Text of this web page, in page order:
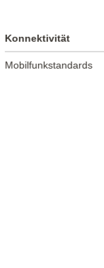
Konnektivität
Mobilfunkstandards